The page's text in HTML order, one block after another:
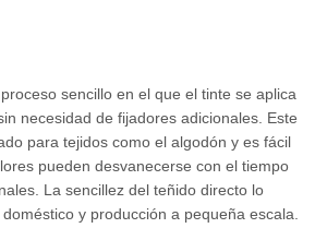
sencillo en el que el tinte se aplica
necesidad de fijadores adicionales. Este
para tejidos como el algodón y es fácil
pueden desvanecerse con el tiempo
La sencillez del teñido directo lo
y producción a pequeña escala.